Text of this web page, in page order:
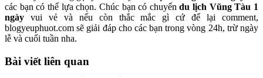
các bạn có thể lựa chọn. Chúc bạn có chuyến du lịch Vũng Tàu 1
ngày vui vẻ và nếu còn thắc mắc gì cứ để lại comment,
blogyeuphuot.com sẽ giải đáp cho các bạn trong vòng 24h, trừ ngày
lễ và cuối tuần nha.
Bài viết liên quan